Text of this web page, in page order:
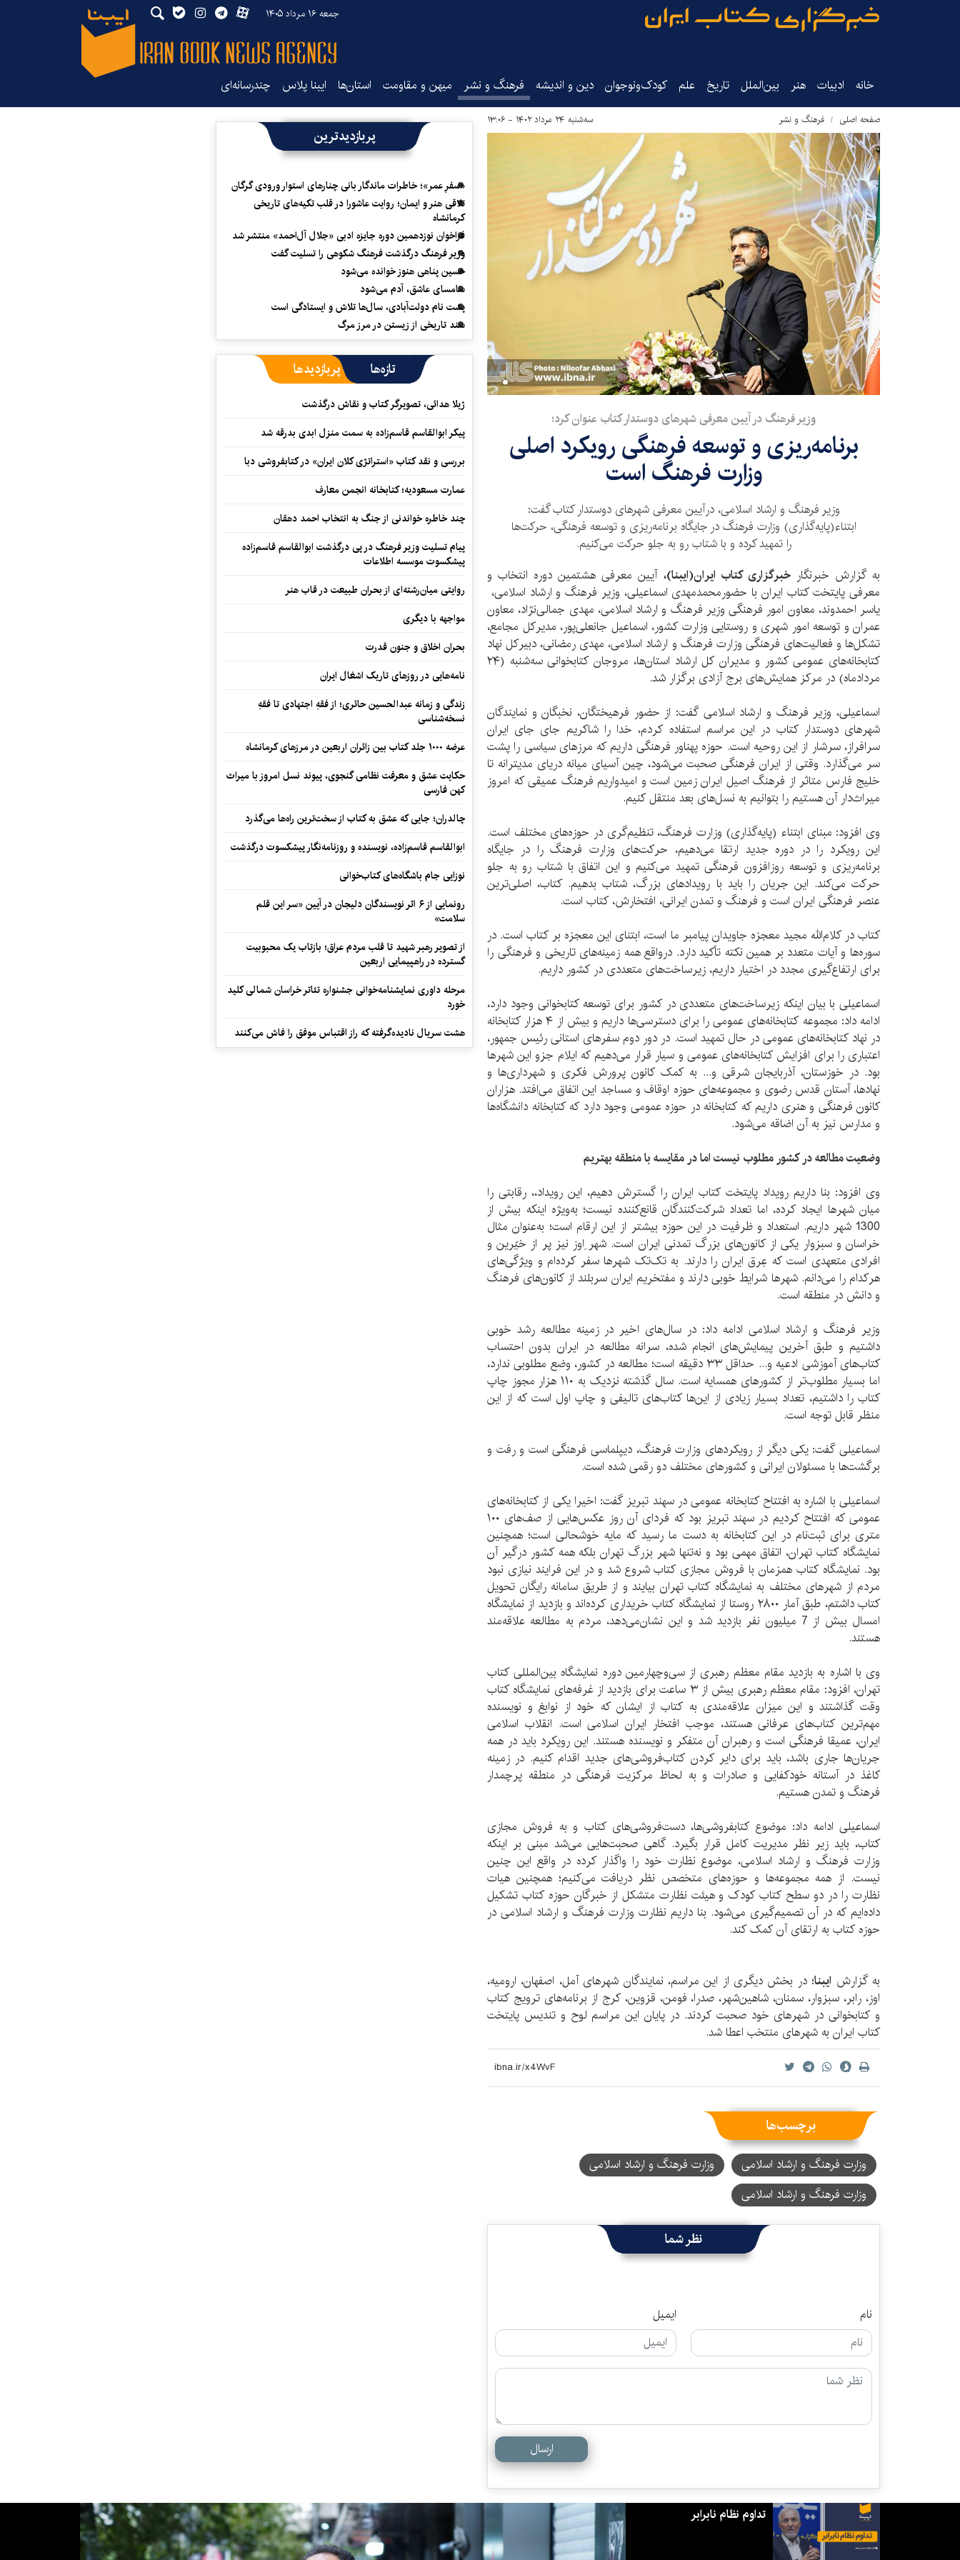
جمعه ۱۶ مرداد ۱۴۰۵
خانه ادبیات هنر بین‌الملل تاریخ‌ علم کودک‌ونوجوان دین و اندیشه فرهنگ و نشر میهن و مقاومت استان‌ها ایبنا پلاس چندرسانه‌ای
صفحه اصلی فرهنگ و نشر سه‌شنبه ۲۴ مرداد ۱۴۰۲ - ۱۳:۰۶
وزیر فرهنگ در آیین معرفی شهرهای دوستدار کتاب عنوان کرد؛
برنامه‌ریزی و توسعه فرهنگی رویکرد‌ اصلی
وزارت فرهنگ است
وزیر فرهنگ و ارشاد اسلامی، درآیین معرفی شهرهای دوستدار کتاب گفت:
ابتناء(پایه‌گذاری) وزارت فرهنگ در جایگاه برنامه‌ریزی و توسعه فرهنگی، حرکت‌ها
را تمهید کرده و با شتاب رو به جلو حرکت می‌کنیم.
به گزارش خبرنگارخبرگزاری کتاب ایران‌(ایبنا)، آیین معرفی هشتمین دوره انتخاب و
معرفی پایتخت کتاب ایران با حضورمحمدمهدی اسماعیلی، وزیر فرهنگ و ارشاد اسلامی،
یاسر احمدوند، معاون امور فرهنگی وزیر فرهنگ و ارشاد اسلامی، مهدی جمالی‌نژاد، معاون
عمران و توسعه امور شهری و روستایی وزارت کشور، اسماعیل جانعلی‌پور، مدیرکل مجامع،
تشکل‌‌ها و فعالیت‌های فرهنگی وزارت فرهنگ و ارشاد اسلامی، مهدی رمضانی، دبیرکل نهاد
کتابخانه‌های عمومی کشور و مدیران کل ارشاد استان‌ها، مروجان کتابخوانی سه‌شنبه (۲۴
مردادماه) در مرکز همایش‌های برج آزادی برگزار شد.
اسماعیلی، وزیر فرهنگ و ارشاد اسلامی گفت: از حضور فرهیختگان، نخبگان و نمایندگان
شهرهای دوستدار کتاب در این مراسم استفاده کردم، خدا را شاکریم جای جای ایران
سرافراز، سرشار از این روحیه است. حوزه پهناور فرهنگی داریم که مرزهای سیاسی را پشت
سر می‌گذارد. وقتی از ایران فرهنگی صحبت می‌شود، چین آسیای میانه دریای مدیترانه تا
خلیج فارس متاثر از فرهنگ اصیل ایران زمین است و امیدواریم فرهنگ عمیقی که امروز
میراث‌دار آن هستیم را بتوانیم به نسل‌های بعد منتقل کنیم.
وی افزود: مبنای ابتناء (پایه‌گذاری) وزارت فرهنگ، تنظیم‌گری در حوزه‌های مختلف است.
این رویکرد را در دوره جدید ارتقا می‌دهیم، حرکت‌های وزارت فرهنگ را در جایگاه
برنامه‌ریزی و توسعه روزافزون فرهنگی تمهید می‌کنیم و این اتفاق با شتاب رو به جلو
حرکت می‌کند. این جریان را باید با رویدادهای بزرگ، شتاب بدهیم. کتاب، اصلی‌ترین
عنصر فرهنگی ایران است و فرهنگ و تمدن ایرانی، افتخارش، کتاب است.
کتاب در کلام‌الله مجید معجزه جاویدان پیامبر ما است، ابتنای این معجزه بر کتاب است. در
سوره‌ها و آیات متعدد بر همین نکته تأکید دارد. درواقع همه زمینه‌های تاریخی و فرهنگی را
برای ارتفاع‌گیری مجدد در اختیار داریم، زیرساخت‌های متعددی در کشور داریم.
اسماعیلی با بیان اینکه زیرساخت‌های متعددی در کشور برای توسعه کتابخوانی وجود دارد،
ادامه داد: مجموعه کتابخانه‌های عمومی را برای دسترسی‌ها داریم و بیش از ۴ هزار کتابخانه
در نهاد کتابخانه‌های عمومی در حال تمهید است. در دور دوم سفرهای استانی رئیس جمهور،
اعتباری را برای افزایش کتابخانه‌های عمومی و سیار قرار می‌دهیم که ایلام جزو این شهرها
بود. در خوزستان، آذربایجان شرقی و... به کمک کانون پرورش فکری و شهرداری‌ها و
نهادها، آستان قدس رضوی و مجموعه‌های حوزه اوقاف و مساجد این اتفاق می‌افتد. هزاران
کانون فرهنگی و هنری داریم که کتابخانه در حوزه عمومی وجود دارد که کتابخانه دانشگاه‌ها
و مدارس نیز به آن اضاقه می‌شود.
وضعیت مطالعه در کشور مطلوب نیست اما در مقایسه با منطقه بهتریم
وی افزود: بنا داریم رویداد پایتخت کتاب ایران را گسترش دهیم‌، این رویداد،، رقابتی را
میان شهرها ایجاد کرده، اما تعداد شرکت‌کنندگان قانع‌کننده نیست؛ به‌ویژه اینکه بیش از
1300 شهر داریم. استعداد و ظرفیت در این حوزه بیشتر از این ارقام است؛ به‌عنوان مثال
خراسان و سبزوار یکی از کانون‌های بزرگ تمدنی ایران است. شهر ِاوز نیز پر از خیّرین و
افرادی متعهدی است که عِرق ایران را دارند. به تک‌تک شهرها سفر کرده‌ام و ویژگی‌های
هرکدام را می‌دانم. شهرها شرایط خوبی دارند و مفتخریم ایران سربلند از کانون‌های فرهنگ
و دانش در منطقه است.
وزیر فرهنگ و ارشاد اسلامی ادامه داد: در سال‌های اخیر در زمینه مطالعه رشد خوبی
داشتیم و طبق آخرین پیمایش‌های انجام شده، سرانه مطالعه در ایران بدون احتساب
کتاب‌های آموزشی ادعیه و... حداقل ۳۳ دقیقه است؛ مطالعه در کشور، وضع مطلوبی ندارد،
اما بسیار مطلوب‌تر از کشورهای همسایه است‌. سال گذشته نزدیک به ۱۱۰ هزار مجوز چاپ
کتاب را داشتیم، تعداد بسیار زیادی از این‌ها کتاب‌های تالیفی و چاپ اول است که از این
منظر قابل توجه است.
اسماعیلی گفت: یکی دیگر از رویکردهای وزارت فرهنگ، دیپلماسی فرهنگی است و رفت و
برگشت‌ها‌ با مسئولان ایرانی و کشورهای مختلف دو رقمی شده است.
اسماعیلی با اشاره به افتتاح کتابخانه عمومی در سهند تبریز گفت:‌ اخیرا یکی از کتابخانه‌های
عمومی که افتتاح کردیم در سهند تبریز بود که فردای آن روز عکس‌هایی از صف‌های ۱۰۰
متری برای ثبت‌نام در این کتابخانه به دست ما رسید که مایه خوشحالی است؛ همچنین
نمایشگاه کتاب تهران، اتفاق مهمی بود و نه‌تنها شهر بزرگ تهران بلکه همه کشور درگیر آن
بود. نمایشگاه کتاب همزمان با فروش مجازی کتاب شروع شد و در این فرایند نیازی نبود
مردم از شهرهای مختلف به نمایشگاه کتاب تهران بیایند و از طریق سامانه رایگان تحویل
کتاب داشتم، طبق آمار ۲۸۰۰ روستا از نمایشگاه کتاب خریداری کرده‌اند و بازدید از نمایشگاه
امسال بیش از 7 میلیون نفر بازدید شد و این نشان‌می‌دهد، مردم به مطالعه علاقه‌مند
هستند.
وی با اشاره به بازدید مقام معظم رهبری از سی‌و‌چهارمین دوره نمایشگاه بین‌‌المللی کتاب
تهران، افزود:‌ مقام معظم رهبری بیش از ۳ ساعت برای بازدید از غرفه‌های نمایشگاه کتاب
وقت گذاشتند و این میزان علاقه‌مندی به کتاب از ایشان که خود از نوابغ و نویسنده
مهم‌ترین کتاب‌های عرفانی هستند، موجب افتخار ایران اسلامی است. انقلاب اسلامی
ایران، عمیقا فرهنگی است و رهبران آن متفکر و نویسنده هستند. این رویکرد باید در همه
جریان‌ها جاری باشد، باید برای دایر کردن کتاب‌فروشی‌های جدید اقدام کنیم. در زمینه
کاغذ در آستانه خودکفایی و صادرات و به لحاظ مرکزیت فرهنگی در منطقه پرچمدار
فرهنگ و تمدن هستیم.
اسماعیلی ادامه داد: موضوع کتابفروشی‌ها، دست‌فروشی‌های کتاب و به فروش مجازی
کتاب، باید زیر نظر مدیریت کامل قرار بگیرد. گاهی صحبت‌هایی می‌شد مبنی بر اینکه
وزارت فرهنگ و ارشاد اسلامی، موضوع نظارت خود را واگذار کرده در واقع این چنین
نیست. از همه مجموعه‌ها و حوزه‌های متخصص نظر دریافت می‌کنیم؛ همچنین هیات
نظارت را در دو سطح کتاب کودک و هیئت نظارت متشکل از خبرگان حوزه کتاب تشکیل
داده‌ایم که در آن تصمیم‌گیری می‌شود. بنا داریم نظارت وزارت فرهنگ و ارشاد اسلامی در
حوزه کتاب به ارتقای آن کمک کند.
به گزارش ایبنا؛ در بخش دیگری از این مراسم، نمایندگان شهرهای آمل، اصفهان، ارومیه،
اوز، رابر، سبزوار، سمنان، شاهین‌شهر، صدرا، فومن، قزوین، کرج از برنامه‌های ترویج کتاب
و کتابخوانی در شهرهای خود صحبت کردند. در پایان این مراسم لوح و تندیس پایتخت
کتاب ایران به شهرهای منتخب اعطا شد.
برچسب‌ها
وزارت فرهنگ و ارشاد اسلامی
وزارت فرهنگ و ارشاد اسلامی
وزارت فرهنگ و ارشاد اسلامی
نظر شما
نام ایمیل
ارسال
پربازدیدترین
«سفرِ عمر»؛ خاطرات ماندگار بانی چنارهای استوار ورودی گرگان
تلاقی هنر و ایمان؛ روایت عاشورا در قلب تکیه‌های تاریخی
کرمانشاه
فراخوان نوزدهمین دوره جایزه ادبی «جلال آل‌احمد» منتشر شد
وزیر فرهنگ درگذشت فرهنگ شکوهی را تسلیت گفت
حسین پناهی هنوز خوانده می‌شود
سامسای عاشق، آدم می‌شود
پشت نام دولت‌آبادی، سال‌ها تلاش و ایستادگی است
سند تاریخی از زیستن در مرز مرگ
تازه‌ها پربازدیدها
ژیلا هدائی، تصویرگر کتاب و نقاش درگذشت
پیکر ابوالقاسم قاسم‌زاده به سمت منزل ابدی بدرقه شد
بررسی و نقد کتاب «استراتژی کلان ایران» در کتابفروشی دبا
عمارت مسعودیه؛ کتابخانه انجمن معارف
چند خاطره خواندنی از جنگ به انتخاب احمد دهقان
پیام تسلیت وزیر فرهنگ در پی درگذشت ابوالقاسم قاسم‌زاده
پیشکسوت موسسه اطلاعات
روایتی میان‌رشته‌ای از بحران طبیعت در قاب هنر
مواجهه با دیگری
بحران اخلاق و جنون قدرت
نامه‌هایی در روزهای تاریک اشغال ایران
زندگی و زمانه عبدالحسین حائری؛ از فقهِ اجتهادی تا فقهِ
نسخه‌شناسی
عرضه ۱۰۰۰ جلد کتاب بین زائران اربعین در مرزهای کرمانشاه
حکایت عشق و معرفت نظامی گنجوی، پیوند نسل امروز با میراث
کهن فارسی
چالدران؛ جایی که عشق به کتاب از سخت‌ترین راه‌ها می‌گذرد
ابوالقاسم قاسم‌زاده، نویسنده و روزنامه‌نگار پیشکسوت درگذشت
نوزایی جام باشگاه‌های کتاب‌خوانی
رونمایی از ۶ اثر نویسندگان دلیجان در آیین «سر این قلم
سلامت»
از تصویر رهبر شهید تا قلب مردم عراق؛ بازتاب یک محبوبیت
گسترده در راهپیمایی اربعین
مرحله داوری نمایشنامه‌خوانی جشنواره تئاتر خراسان شمالی کلید
خورد
هشت سریال نادیده‌گرفته که راز اقتباس موفق را فاش می‌کنند
تداوم نظام نابرابر